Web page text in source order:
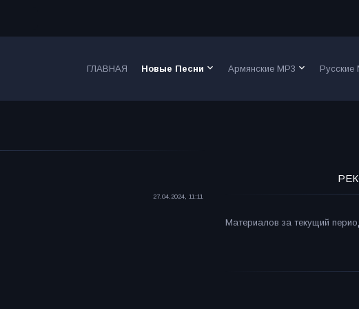
ГЛАВНАЯ Новые Песни keyboard_arrow_down Армянские MP3 keyboard_arrow_down Русские
27.04.2024, 11:11
Материалов за текущий